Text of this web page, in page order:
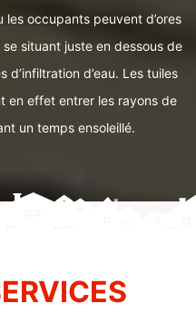
occupants peuvent d’ores
situant juste en dessous de
d’eau. Les tuiles
en effet entrer les rayons de
un temps ensoleillé.